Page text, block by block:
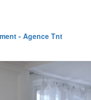
- Agence Tnt